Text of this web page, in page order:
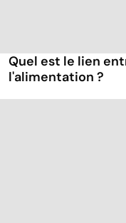
Quel est le lien
l'alimentation ?